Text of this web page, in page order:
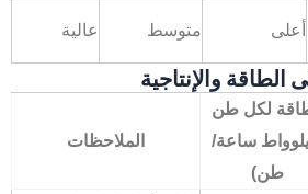
أعلى متوسط عالية
والإنتاجية
لكل طن
ساعة/
طن)
الملاحظات